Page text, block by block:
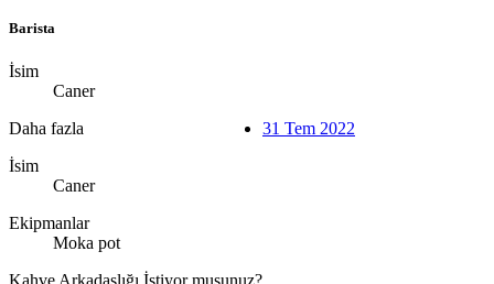
Barista
İsim
Caner
Daha fazla
İsim
Caner
Ekipmanlar
Moka pot
Kahve Arkadaşlığı İstiyor musunuz?
31 Tem 2022